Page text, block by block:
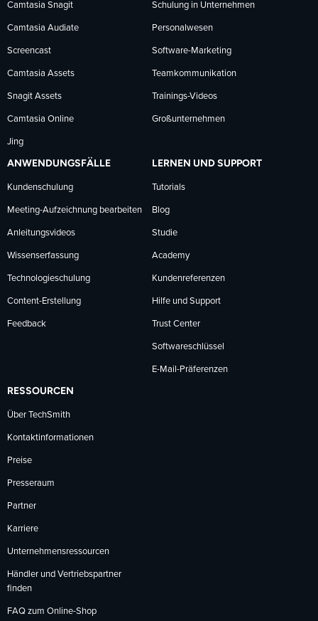
folgen
folgenfolgen
Camtasia Snagit
Camtasia Audiate
Screencast
Camtasia Assets
Snagit Assets
Camtasia Online
Jing
Schulung in Unternehmen
Personalwesen
Software-Marketing
Teamkommunikation
Trainings-Videos
Großunternehmen
ANWENDUNGSFÄLLE
Kundenschulung
Meeting-Aufzeichnung bearbeiten
Anleitungsvideos
Wissenserfassung
Technologieschulung
Content-Erstellung
Feedback
LERNEN UND SUPPORT
Tutorials
Blog
Studie
Academy
Kundenreferenzen
Hilfe und Support
Trust Center
Softwareschlüssel
E-Mail-Präferenzen
RESSOURCEN
Über TechSmith
Kontaktinformationen
Preise
Presseraum
Partner
Karriere
Unternehmensressourcen
Händler und Vertriebspartner
finden
FAQ zum Online-Shop